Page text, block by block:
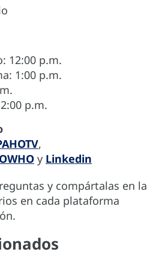
12:00 p.m.
1:00 p.m.
p.m.
,
y Linkedin
y compártalas en la
en cada plataforma